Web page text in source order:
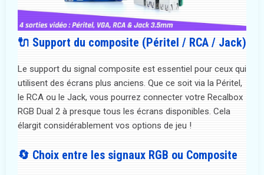
🔌 Support du composite (Péritel / RCA / Jack)
Le support du signal composite est essentiel pour ceux qui
utilisent des écrans plus anciens. Que ce soit via la Péritel,
le RCA ou le Jack, vous pourrez connecter votre Recalbox
RGB Dual 2 à presque tous les écrans disponibles. Cela
élargit considérablement vos options de jeu !
🔄 Choix entre les signaux RGB ou Composite